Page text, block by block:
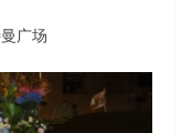
广场